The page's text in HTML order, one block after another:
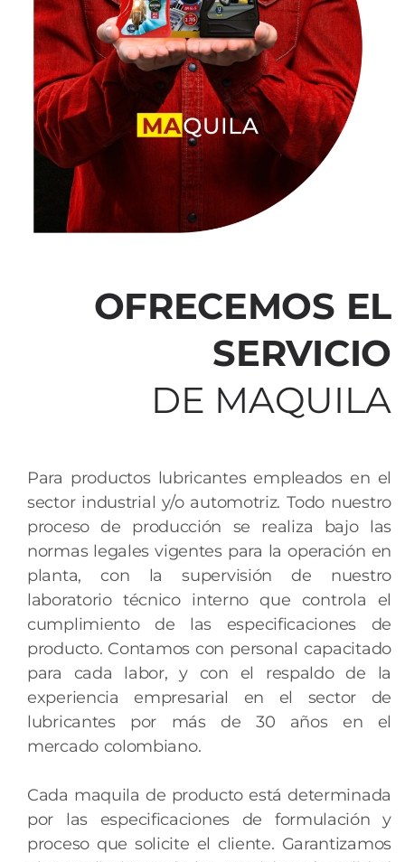
OFRECEMOS EL
SERVICIO
DE MAQUILA
Para productos lubricantes empleados en el
sector industrial y/o automotriz. Todo nuestro
proceso de producción se realiza bajo las
normas legales vigentes para la operación en
planta, con la supervisión de nuestro
laboratorio técnico interno que controla el
cumplimiento de las especificaciones de
producto. Contamos con personal capacitado
para cada labor, y con el respaldo de la
experiencia empresarial en el sector de
lubricantes por más de 30 años en el
mercado colombiano.
Cada maquila de producto está determinada
por las especificaciones de formulación y
proceso que solicite el cliente. Garantizamos